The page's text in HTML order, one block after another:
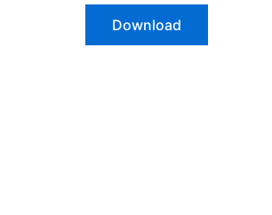
Download